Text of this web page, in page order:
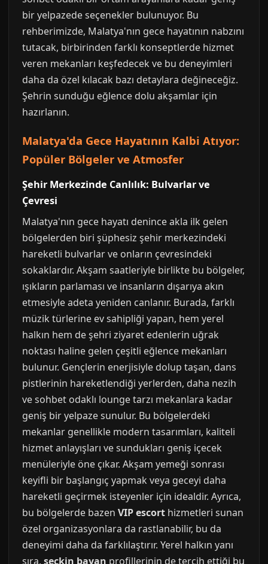
bir yelpazede seçenekler bulunuyor. Bu
rehberimizde, Malatya'nın gece hayatının nabzını
tutacak, birbirinden farklı konseptlerde hizmet
veren mekanları keşfedecek ve bu deneyimleri
daha da özel kılacak bazı detaylara değineceğiz.
Şehrin sunduğu eğlence dolu akşamlar için
hazırlanın.
Malatya'da Gece Hayatının Kalbi Atıyor:
Popüler Bölgeler ve Atmosfer
Şehir Merkezinde Canlılık: Bulvarlar ve
Çevresi
Malatya'nın gece hayatı denince akla ilk gelen
bölgelerden biri şüphesiz şehir merkezindeki
hareketli bulvarlar ve onların çevresindeki
sokaklardır. Akşam saatleriyle birlikte bu bölgeler,
ışıkların parlaması ve insanların dışarıya akın
etmesiyle adeta yeniden canlanır. Burada, farklı
müzik türlerine ev sahipliği yapan, hem yerel
halkın hem de şehri ziyaret edenlerin uğrak
noktası haline gelen çeşitli eğlence mekanları
bulunur. Gençlerin enerjisiyle dolup taşan, dans
pistlerinin hareketlendiği yerlerden, daha nezih
ve sohbet odaklı lounge tarzı mekanlara kadar
geniş bir yelpaze sunulur. Bu bölgelerdeki
mekanlar genellikle modern tasarımları, kaliteli
hizmet anlayışları ve sundukları geniş içecek
menüleriyle öne çıkar. Akşam yemeği sonrası
keyifli bir başlangıç yapmak veya geceyi daha
hareketli geçirmek isteyenler için idealdir. Ayrıca,
bu bölgelerde bazen VIP escort hizmetleri sunan
özel organizasyonlara da rastlanabilir, bu da
deneyimi daha da farklılaştırır. Yerel halkın yanı
sıra, seckin bayan profillerinin de tercih ettiği bu